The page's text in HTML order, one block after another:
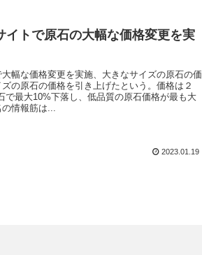
イトで原石の大幅な価格変更を実
幅な価格変更を実施、大きなサイズの原石の価
の原石の価格を引き上げたという。価格は２
で最大10%下落し、低品質の原石価格が最も大
情報筋は...
2023.01.19